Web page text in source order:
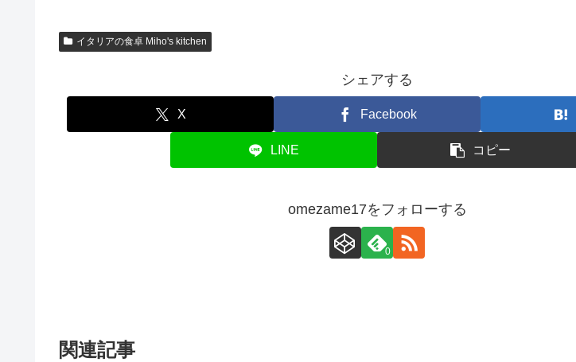
イタリアの食卓 Miho's kitchen
シェアする
X Facebook
LINE コピー
omezame17をフォローする
0
関連記事